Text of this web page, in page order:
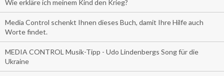
Wie erkläre ich meinem Kind den Krieg?
Media Control schenkt Ihnen dieses Buch, damit Ihre Hilfe auch
Worte findet.
MEDIA CONTROL Musik-Tipp - Udo Lindenbergs Song für die
Ukraine